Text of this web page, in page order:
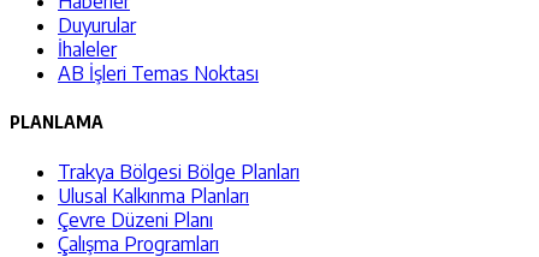
Duyurular
İhaleler
AB İşleri Temas Noktası
PLANLAMA
Trakya Bölgesi Bölge Planları
Ulusal Kalkınma Planları
Çevre Düzeni Planı
Çalışma Programları